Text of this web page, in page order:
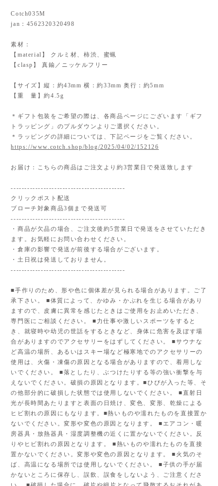
Cotch035M
jan：4562320320498
素材：
【material】 クルミ材、柿渋、蜜蝋
【clasp】 真鍮／ニッケルフリー
【サイズ】縦：約43mm 横：約33mm 奥行：約5mm
【重 量】約4.5g
＊ギフト包装をご希望の際は、各商品ページにございます「ギフ
トラッピング」のプルダウンよりご選択ください。
＊ラッピングの詳細については、下記ページをご覧ください。
https://www.cotch.shop/blog/2025/04/02/152126
お届け：こちらの商品はご注文より約3営業日で発送致します
------------------------------------------
クリックポスト配送
ブローチ対象商品3個まで発送可
------------------------------------------
・商品が欠品の場合、ご注文後約5営業日で発送をさせていただき
ます。お気軽にお問い合わせください。
・倉庫の影響で発送が前後する場合がございます。
・土日祝は発送しておりません。
------------------------------------------
■手作りのため、形や色に個体差が見られる場合があります。ご了
承下さい。 ■体質によって、かゆみ・かぶれを生じる場合があり
ますので、皮膚に異常を感じたときはご使用をお止めいただき、
専門医にご相談ください。 ■力仕事や激しいスポーツをすると
き、就寝時や幼児の世話をするときなど、身体に危害を及ぼす場
合がありますのでアクセサリーをはずしてください。 ■サウナな
ど高温の場所、あるいはスキー場など極寒地でのアクセサリーの
使用は、火傷・凍傷の原因となる場合がありますので、着用しな
いでください。 ■落としたり、ぶつけたりする等の強い衝撃を与
えないでください。破損の原因となります。■ひびが入った等、そ
の他部分的に破損した状態では使用しないでください。 ■直射日
光が長時間あたりますと表面の日焼け、変色、変形、乾燥による
ヒビ割れの原因にもなります。■熱いものや濡れたものを直接置か
ないでください。変形や変色の原因となります。 ■エアコン・暖
房器具・放熱器具・湿度調整機の近くに置かないでください。反
りやヒビ割れの原因となります。 ■熱いものや濡れたものを直接
置かないでください。変形や変色の原因となります。 ■火気のそ
ば、高温になる場所では使用しないでください。 ■子供の手が届
かないところに保存し、誤飲、誤食をしないよう、ご注意くださ